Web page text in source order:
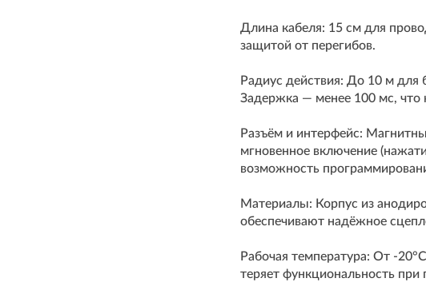
Длина кабеля: 15 см для
защитой от перегибов.
Радиус действия: До 10 м для
Задержка — менее 100 мс, что
Разъём и интерфейс:
мгновенное включение
возможность
Материалы: Корпус из
обеспечивают надёжное
Рабочая температура: От -
теряет функциональность при